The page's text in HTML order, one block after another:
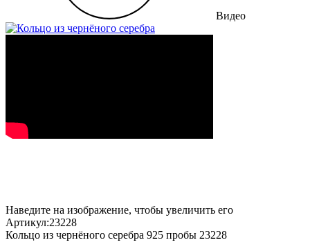
Видео
Наведите на изображение, чтобы увеличить его
Артикул:23228
Кольцо из чернёного серебра 925 пробы 23228